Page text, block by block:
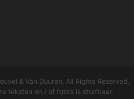
& Van Duuren. All Rights Reserved.
teksten en / of foto’s is strafbaar.